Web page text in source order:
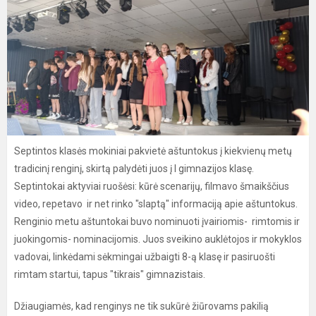
Septintos klasės mokiniai pakvietė aštuntokus į kiekvienų metų
tradicinį renginį, skirtą palydėti juos į I gimnazijos klasę.
Septintokai aktyviai ruošėsi: kūrė scenarijų, filmavo šmaikščius
video, repetavo ir net rinko "slaptą" informaciją apie aštuntokus.
Renginio metu aštuntokai buvo nominuoti įvairiomis- rimtomis ir
juokingomis- nominacijomis. Juos sveikino auklėtojos ir mokyklos
vadovai, linkėdami sėkmingai užbaigti 8-ą klasę ir pasiruošti
rimtam startui, tapus "tikrais" gimnazistais.
Džiaugiamės, kad renginys ne tik sukūrė žiūrovams pakilią